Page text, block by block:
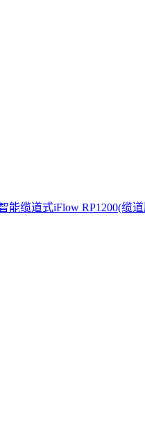
能缆道式iFlow RP1200(缆